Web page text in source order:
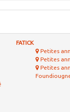
FATICK
Petites
Petites
Petites